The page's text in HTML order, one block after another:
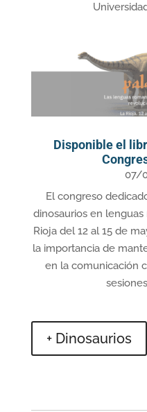
Disponible el
07/
El congreso
dinosaurios en
Rioja del 12 al 15 de
la importancia de
en la comunicación
+ Dinosaurios